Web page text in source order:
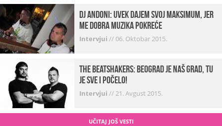
Dj Andoni: Uvek dajem svoj maksimum, jer
me dobra muzika pokreće
Intervjui //06. Oktobar 2015.
The Beatshakers: Beograd je naš grad, tu
je sve i počelo!
Intervjui //21. Avgust 2015.
UČITAJ JOŠ VESTI